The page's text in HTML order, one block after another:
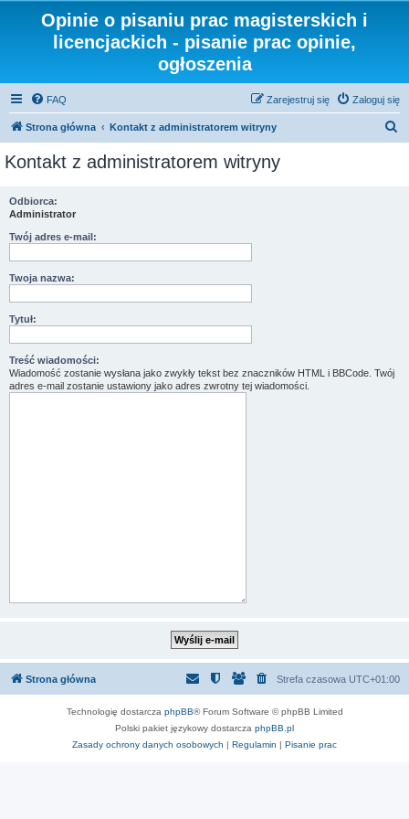
Opinie o pisaniu prac magisterskich i
licencjackich - pisanie prac opinie,
ogłoszenia
FAQ Zaloguj się
Zarejestruj się
Strona główna Kontakt z administratorem witryny
Kontakt z administratorem witryny
Odbiorca:
Administrator
Twój adres e-mail:
Twoja nazwa:
Tytuł:
Treść wiadomości:
Wiadomość zostanie wysłana jako zwykły tekst bez znaczników HTML i BBCode. Twój
adres e-mail zostanie ustawiony jako adres zwrotny tej wiadomości.
Strona główna Strefa czasowa UTC+01:00
Technologię dostarcza phpBB® Forum Software © phpBB Limited
Polski pakiet językowy dostarcza phpBB.pl
Zasady ochrony danych osobowych | Regulamin | Pisanie prac